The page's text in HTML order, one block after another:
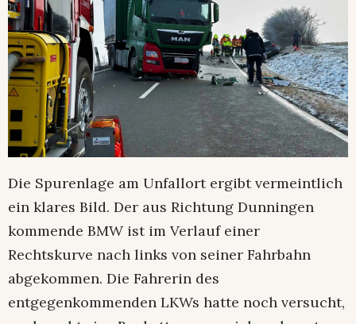
Die Spurenlage am Unfallort ergibt vermeintlich
ein klares Bild. Der aus Richtung Dunningen
kommende BMW ist im Verlauf einer
Rechtskurve nach links von seiner Fahrbahn
abgekommen. Die Fahrerin des
entgegenkommenden LKWs hatte noch versucht,